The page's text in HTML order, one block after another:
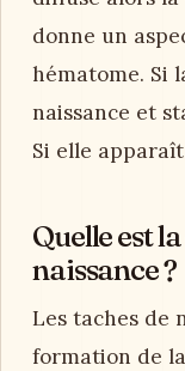
donne un
hématome. Si
naissance et
Si elle
Quelle est
naissance ?
Les taches de
formation de